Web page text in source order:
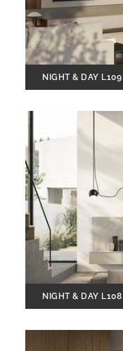
NIGHT & DAY L109
NIGHT & DAY L108